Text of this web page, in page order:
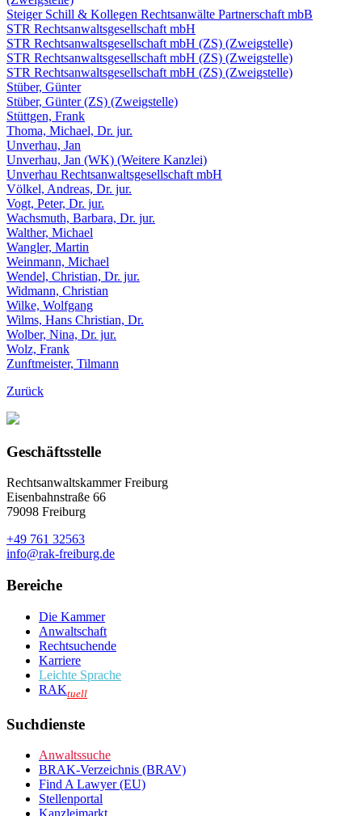
Steiger Schill & Kollegen Rechtsanwälte Partnerschaft mbB
STR Rechtsanwaltsgesellschaft mbH
STR Rechtsanwaltsgesellschaft mbH (ZS) (Zweigstelle)
STR Rechtsanwaltsgesellschaft mbH (ZS) (Zweigstelle)
STR Rechtsanwaltsgesellschaft mbH (ZS) (Zweigstelle)
Stüber, Günter
Stüber, Günter (ZS) (Zweigstelle)
Stüttgen, Frank
Thoma, Michael, Dr. jur.
Unverhau, Jan
Unverhau, Jan (WK) (Weitere Kanzlei)
Unverhau Rechtsanwaltsgesellschaft mbH
Völkel, Andreas, Dr. jur.
Vogt, Peter, Dr. jur.
Wachsmuth, Barbara, Dr. jur.
Walther, Michael
Wangler, Martin
Weinmann, Michael
Wendel, Christian, Dr. jur.
Widmann, Christian
Wilke, Wolfgang
Wilms, Hans Christian, Dr.
Wolber, Nina, Dr. jur.
Wolz, Frank
Zunftmeister, Tilmann
Zurück
Geschäftsstelle
Rechtsanwaltskammer Freiburg
Eisenbahnstraße 66
79098 Freiburg
+49 761 32563
info@rak-freiburg.de
Bereiche
Die Kammer
Anwaltschaft
Rechtsuchende
Karriere
Leichte Sprache
RAKtuell
Suchdienste
Anwaltssuche
BRAK-Verzeichnis (BRAV)
Find A Lawyer (EU)
Stellenportal